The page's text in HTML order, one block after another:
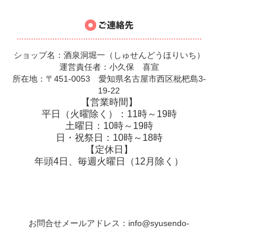
ショップ名：酒泉洞堀一（しゅせんどうほりいち）
運営責任者：小久保 喜宣
所在地：〒451-0053 愛知県名古屋市西区枇杷島3-
19-22
【営業時間】
平日（火曜除く）：11時～19時
土曜日：10時～19時
日・祝祭日：10時～18時
【定休日】
年頭4日、毎週火曜日（12月除く）
お問合せメールアドレス： info@syusendo-